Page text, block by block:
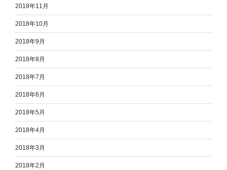
2018年11月
2018年10月
2018年9月
2018年8月
2018年7月
2018年6月
2018年5月
2018年4月
2018年3月
2018年2月